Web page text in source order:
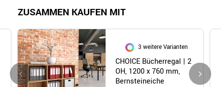
ZUSAMMEN KAUFEN MIT
3 weitere Varianten
CHOICE Bücherregal | 2
OH, 1200 x 760 mm,
Bernsteineiche